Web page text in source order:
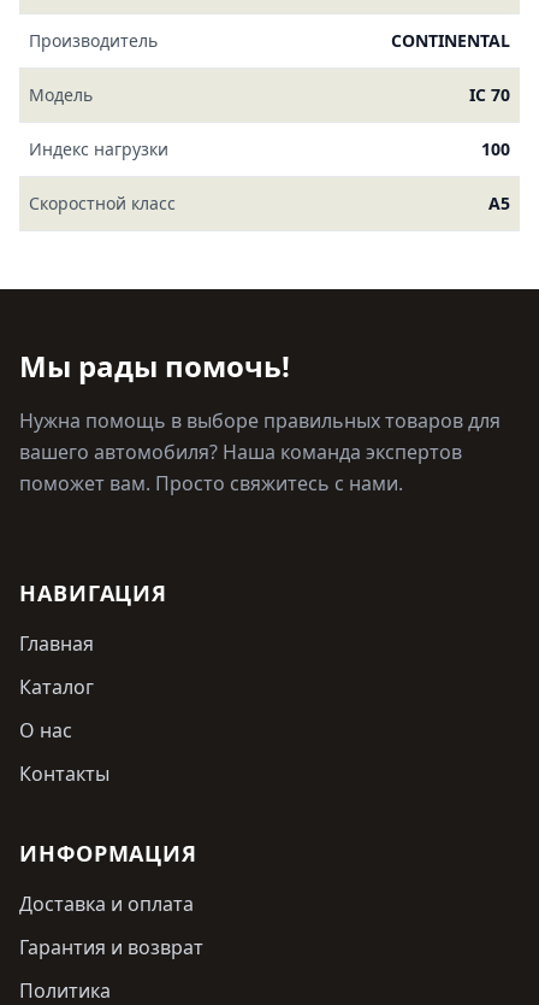
Производитель CONTINENTAL
Модель IC 70
Индекс нагрузки 100
Скоростной класс A5
Мы рады помочь!
Нужна помощь в выборе правильных товаров для
вашего автомобиля? Наша команда экспертов
поможет вам. Просто свяжитесь с нами.
НАВИГАЦИЯ
Главная
Каталог
О нас
Контакты
ИНФОРМАЦИЯ
Доставка и оплата
Гарантия и возврат
Политика